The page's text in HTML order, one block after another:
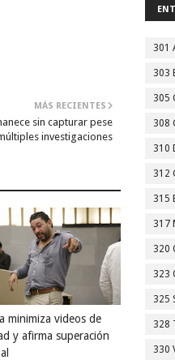
MÁS RECIENTES
sin capturar pese
investigaciones
minimiza videos de
y afirma superación
301
303
305
308
310
312
315
317
320
323
325
328
330